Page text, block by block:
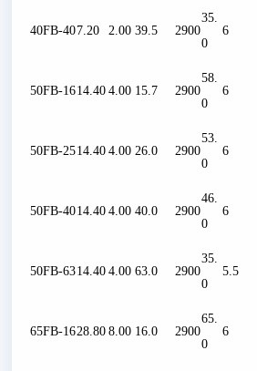
40FB-407.20 2.00 39.5 2900
35.
0
6
50FB-1614.40 4.00 15.7 2900
58.
0
6
50FB-2514.40 4.00 26.0 2900
53.
0
6
50FB-4014.40 4.00 40.0 2900
46.
0
6
50FB-6314.40 4.00 63.0 2900
35.
0
5.5
65FB-1628.80 8.00 16.0 2900
65.
0
6